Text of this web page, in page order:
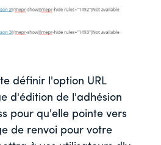
définir l'option URL
d'édition de l'adhésion
pour qu'elle pointe vers
de renvoi pour votre